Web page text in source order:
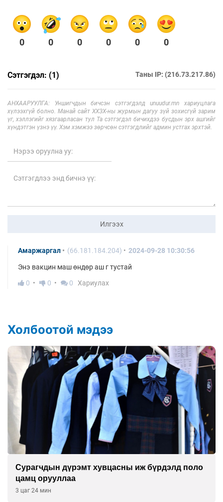
0 0 0 0 0 0
Сэтгэгдэл: (1) Таны IP: (216.73.217.86)
АНХААРУУЛГА: Уншигчдын бичсэн сэтгэгдэлд unuudur.mn хариуцлага
хүлээхгүй болно. Манай сайт ХХЗХ-ны журмын дагуу зүй зохисгүй зарим
үг, хэллэгийг хязгаарласан тул Та сэтгэгдэл бичихдээ бусдын эрх ашгийг
хүндэтгэн үзнэ үү. Хэм хэмжээ зөрчсөн сэтгэгдлийг админ устгах эрхтэй.
Илгээх
Амаржаргал (66.181.184.204) 2024-09-28 10:30:56
Энэ вакцин маш өндөр аш г тустай
0
0 0 Хариулах
Холбоотой мэдээ
Сурагчдын дүрэмт хувцасны иж бүрдэлд поло
цамц орууллаа
3 цаг 24 мин